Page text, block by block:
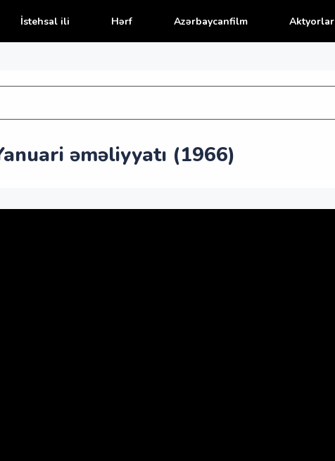
İstehsal ili Hərf Azərbaycanfilm Aktyorlar
əməliyyatı (1966)